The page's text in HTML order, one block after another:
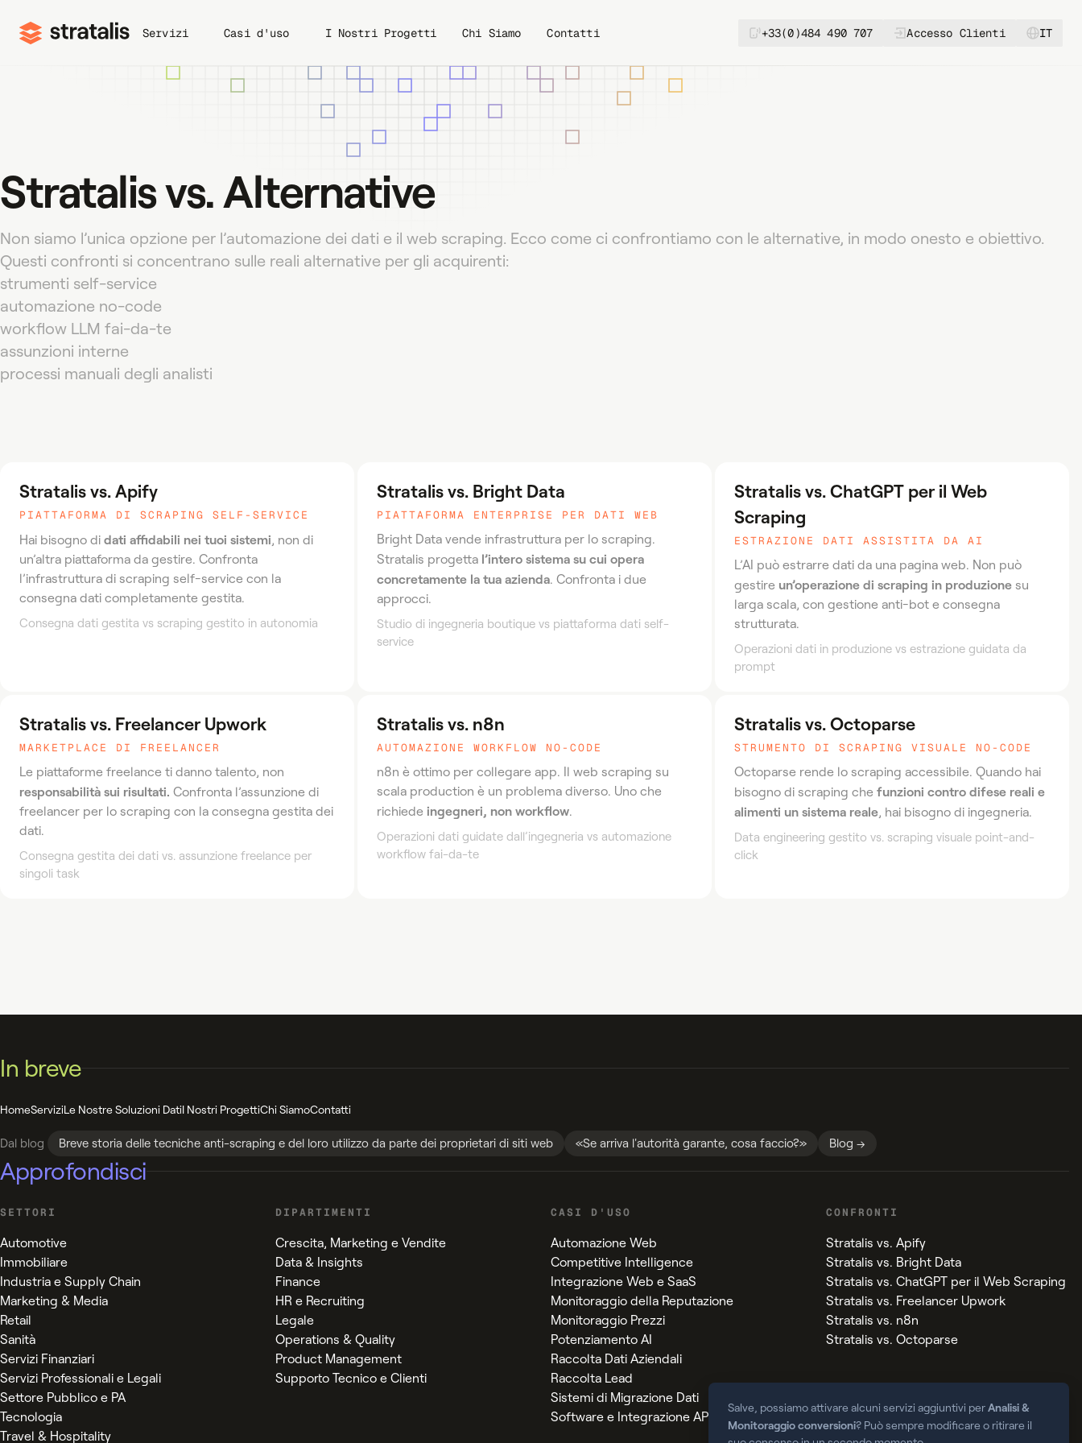
Servizi Casi d'uso
Competitive Intelligence Integrazione Web e SaaS
I Nostri Progetti Chi Siamo Contatti +33(0)484 490 707 Accesso Clienti IT
Stratalis vs. Alternative
Non siamo l’unica opzione per l’automazione dei dati e il web scraping. Ecco come ci confrontiamo con le alternative, in modo onesto e obiettivo.
Questi confronti si concentrano sulle reali alternative per gli acquirenti:
strumenti self-service
automazione no-code
workflow LLM fai-da-te
assunzioni interne
processi manuali degli analisti
Stratalis vs. Apify
PIATTAFORMA DI SCRAPING SELF-SERVICE
Hai bisogno di dati affidabili nei tuoi sistemi, non di
un’altra piattaforma da gestire. Confronta
l’infrastruttura di scraping self-service con la
consegna dati completamente gestita.
Consegna dati gestita vs scraping gestito in autonomia
Stratalis vs. Bright Data
PIATTAFORMA ENTERPRISE PER DATI WEB
Bright Data vende infrastruttura per lo scraping.
Stratalis progetta l’intero sistema su cui opera
concretamente la tua azienda. Confronta i due
approcci.
Studio di ingegneria boutique vs piattaforma dati self-
service
Stratalis vs. ChatGPT per il Web
Scraping
ESTRAZIONE DATI ASSISTITA DA AI
L’AI può estrarre dati da una pagina web. Non può
gestire un’operazione di scraping in produzione su
larga scala, con gestione anti-bot e consegna
strutturata.
Operazioni dati in produzione vs estrazione guidata da
prompt
Stratalis vs. Freelancer Upwork
MARKETPLACE DI FREELANCER
Le piattaforme freelance ti danno talento, non
responsabilità sui risultati. Confronta l’assunzione di
freelancer per lo scraping con la consegna gestita dei
dati.
Consegna gestita dei dati vs. assunzione freelance per
singoli task
Stratalis vs. n8n
AUTOMAZIONE WORKFLOW NO-CODE
n8n è ottimo per collegare app. Il web scraping su
scala production è un problema diverso. Uno che
richiede ingegneri, non workflow.
Operazioni dati guidate dall’ingegneria vs automazione
workflow fai-da-te
Stratalis vs. Octoparse
STRUMENTO DI SCRAPING VISUALE NO-CODE
Octoparse rende lo scraping accessibile. Quando hai
bisogno di scraping che funzioni contro difese reali e
alimenti un sistema reale, hai bisogno di ingegneria.
Data engineering gestito vs. scraping visuale point-and-
click
In breve
HomeServiziLe Nostre Soluzioni DatiI Nostri ProgettiChi SiamoContatti
Dal blog Breve storia delle tecniche anti-scraping e del loro utilizzo da parte dei proprietari di siti web «Se arriva l'autorità garante, cosa faccio?» Blog →
Approfondisci
SETTORI
Automotive
Immobiliare
Industria e Supply Chain
Marketing & Media
Retail
Sanità
Servizi Finanziari
Servizi Professionali e Legali
Settore Pubblico e PA
Tecnologia
Travel & Hospitality
DIPARTIMENTI
Crescita, Marketing e Vendite
Data & Insights
Finance
HR e Recruiting
Legale
Operations & Quality
Product Management
Supporto Tecnico e Clienti
CASI D'USO
Automazione Web
Competitive Intelligence
Integrazione Web e SaaS
Monitoraggio della Reputazione
Monitoraggio Prezzi
Potenziamento AI
Raccolta Dati Aziendali
Raccolta Lead
Sistemi di Migrazione Dati
Software e Integrazione API
CONFRONTI
Stratalis vs. Apify
Stratalis vs. Bright Data
Stratalis vs. ChatGPT per il Web Scraping
Stratalis vs. Freelancer Upwork
Stratalis vs. n8n
Stratalis vs. Octoparse
Salve, possiamo attivare alcuni servizi aggiuntivi perAnalisi &
Monitoraggio conversioni? Può sempre modificare o ritirare il